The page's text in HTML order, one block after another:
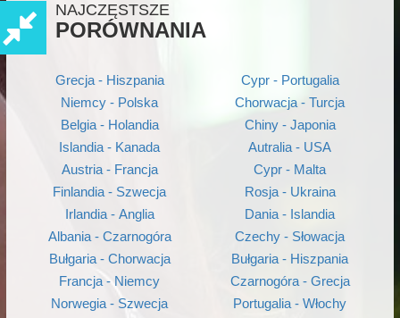
NAJCZĘSTSZE
PORÓWNANIA
Grecja - Hiszpania
Niemcy - Polska
Belgia - Holandia
Islandia - Kanada
Austria - Francja
Finlandia - Szwecja
Irlandia - Anglia
Albania - Czarnogóra
Bułgaria - Chorwacja
Francja - Niemcy
Norwegia - Szwecja
Cypr - Portugalia
Chorwacja - Turcja
Chiny - Japonia
Autralia - USA
Cypr - Malta
Rosja - Ukraina
Dania - Islandia
Czechy - Słowacja
Bułgaria - Hiszpania
Czarnogóra - Grecja
Portugalia - Włochy